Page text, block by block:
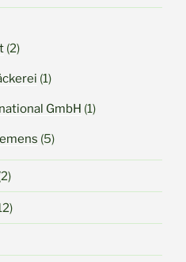
(2)
(1)
GmbH (1)
(5)